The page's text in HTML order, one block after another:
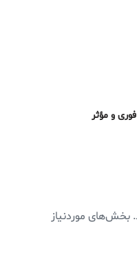
و مؤثر
بخش‌های موردنیاز